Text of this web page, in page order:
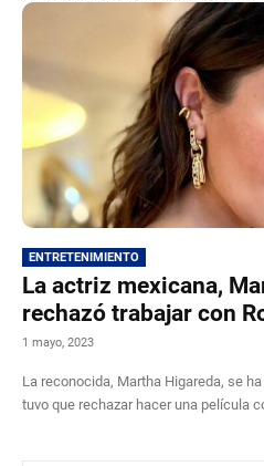
ENTRETENIMIENTO
La actriz mexicana,
rechazó trabajar con
1 mayo, 2023
La reconocida, Martha Higareda, se
tuvo que rechazar hacer una película